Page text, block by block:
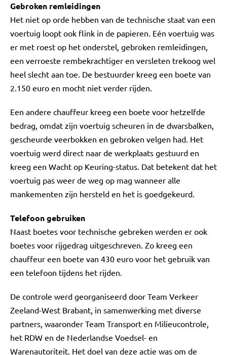
Gebroken remleidingen
Het niet op orde hebben van de technische staat van een
voertuig loopt ook flink in de papieren. Eén voertuig was
er met roest op het onderstel, gebroken remleidingen,
een verroeste rembekrachtiger en versleten trekoog wel
heel slecht aan toe. De bestuurder kreeg een boete van
2.150 euro en mocht niet verder rijden.
Een andere chauffeur kreeg een boete voor hetzelfde
bedrag, omdat zijn voertuig scheuren in de dwarsbalken,
gescheurde veerbokken en gebroken velgen had. Het
voertuig werd direct naar de werkplaats gestuurd en
kreeg een Wacht op Keuring-status. Dat betekent dat het
voertuig pas weer de weg op mag wanneer alle
mankementen zijn hersteld en het is goedgekeurd.
Telefoon gebruiken
Naast boetes voor technische gebreken werden er ook
boetes voor rijgedrag uitgeschreven. Zo kreeg een
chauffeur een boete van 430 euro voor het gebruik van
een telefoon tijdens het rijden.
De controle werd georganiseerd door Team Verkeer
Zeeland-West Brabant, in samenwerking met diverse
partners, waaronder Team Transport en Milieucontrole,
het RDW en de Nederlandse Voedsel- en
Warenautoriteit. Het doel van deze actie was om de